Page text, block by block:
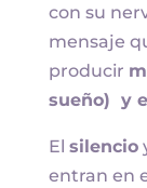
con su
mensaje
producir
sueño) y
El silencio
entran en